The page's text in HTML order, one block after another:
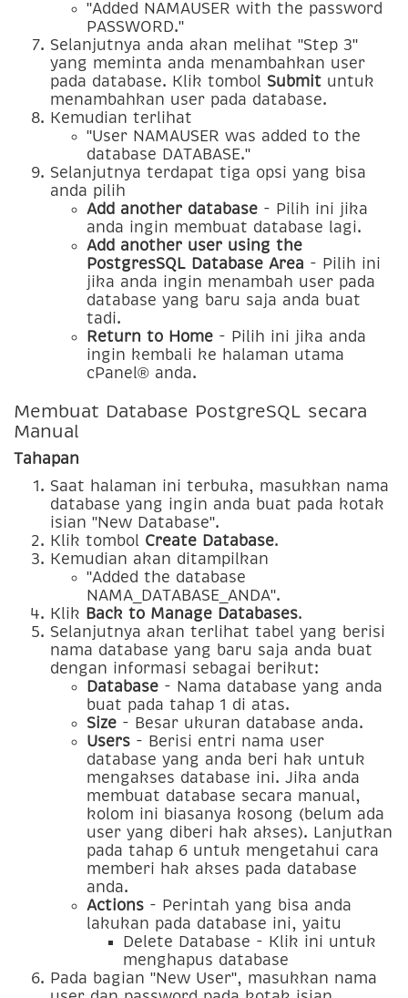
"Added NAMAUSER with the password
PASSWORD."
Selanjutnya anda akan melihat "Step 3"
yang meminta anda menambahkan user
pada database. Klik tombol Submit untuk
menambahkan user pada database.
Kemudian terlihat
"User NAMAUSER was added to the
database DATABASE."
Selanjutnya terdapat tiga opsi yang bisa
anda pilih
Add another database - Pilih ini jika
anda ingin membuat database lagi.
Add another user using the
PostgresSQL Database Area - Pilih ini
jika anda ingin menambah user pada
database yang baru saja anda buat
tadi.
Return to Home - Pilih ini jika anda
ingin kembali ke halaman utama
cPanel® anda.
Membuat Database PostgreSQL secara
Manual
Tahapan
Saat halaman ini terbuka, masukkan nama
database yang ingin anda buat pada kotak
isian "New Database".
Klik tombol Create Database.
Kemudian akan ditampilkan
"Added the database
NAMA_DATABASE_ANDA".
Klik Back to Manage Databases.
Selanjutnya akan terlihat tabel yang berisi
nama database yang baru saja anda buat
dengan informasi sebagai berikut:
Database - Nama database yang anda
buat pada tahap 1 di atas.
Size - Besar ukuran database anda.
Users - Berisi entri nama user
database yang anda beri hak untuk
mengakses database ini. Jika anda
membuat database secara manual,
kolom ini biasanya kosong (belum ada
user yang diberi hak akses). Lanjutkan
pada tahap 6 untuk mengetahui cara
memberi hak akses pada database
anda.
Actions - Perintah yang bisa anda
lakukan pada database ini, yaitu
Delete Database - Klik ini untuk
menghapus database
Pada bagian "New User", masukkan nama